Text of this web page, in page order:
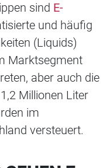
sind E-
und häufig
(Liquids)
Marktsegment
aber auch die
Millionen Liter
im
versteuert.